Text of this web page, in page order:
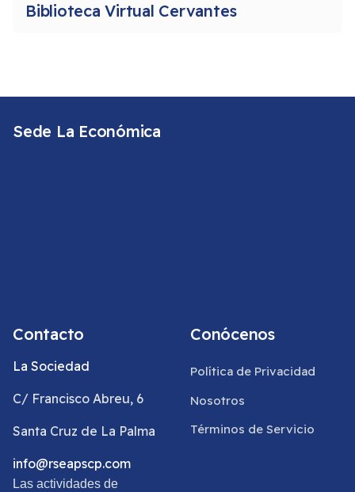
Biblioteca Virtual Cervantes
Sede La Económica
Contacto
La Sociedad
C/ Francisco Abreu, 6
Santa Cruz de La Palma
info@rseapscp.com
Conócenos
Política de Privacidad
Nosotros
Términos de Servicio
Las actividades de